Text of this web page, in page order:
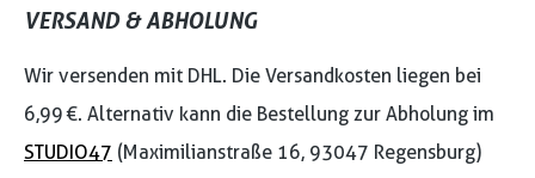
VERSAND & ABHOLUNG
Wir versenden mit DHL. Die Versandkosten liegen bei
6,99 €. Alternativ kann die Bestellung zur Abholung im
STUDIO47 (Maximilianstraße 16, 93047 Regensburg)